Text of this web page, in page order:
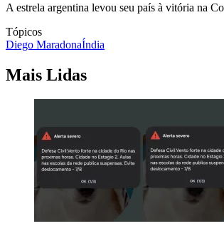
A estrela argentina levou seu país à vitória na
Tópicos
Diego MaradonaÍndia
Mais Lidas